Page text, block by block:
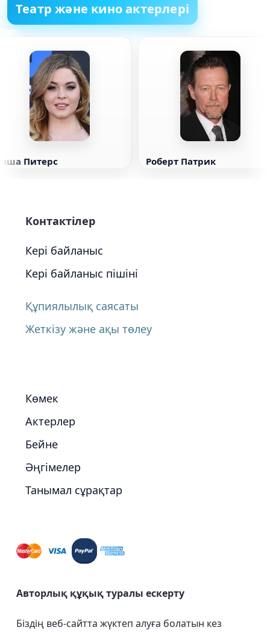
Театр және кино актерлері
Питерс Роберт Патрик
Контактілер
Кері байланыс
Кері байланыс пішіні
Құпиялылық саясаты
Жеткізу және ақы төлеу
Көмек
Актерлер
Бейне
Әңгімелер
Танымал сұрақтар
Авторлық құқық туралы ескерту
Біздің веб-сайтта жүктеп алуға болатын кез